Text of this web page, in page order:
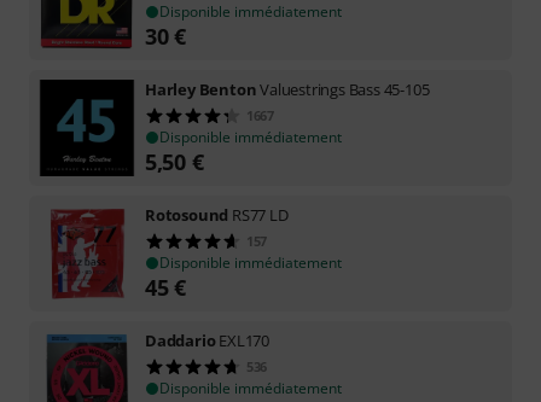
Disponible immédiatement
30€
Harley BentonValuestrings Bass 45-105
1667
Disponible immédiatement
5,50 €
Rotosound RS77 LD
157
Disponible immédiatement
45€
DaddarioEXL170
536
Disponible immédiatement